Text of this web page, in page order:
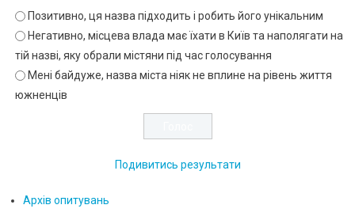
Позитивно, ця назва підходить і робить його унікальним
Негативно, місцева влада має їхати в Київ та наполягати на
тій назві, яку обрали містяни під час голосування
Мені байдуже, назва міста ніяк не вплине на рівень життя
южненців
Подивитись результати
Архів опитувань